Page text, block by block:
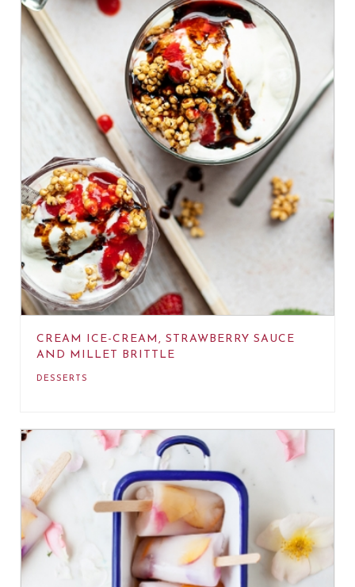
CREAM ICE-CREAM, STRAWBERRY SAUCE
AND MILLET BRITTLE
DESSERTS